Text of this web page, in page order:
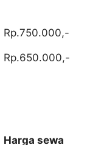
Rp.750.000,-
Rp.650.000,-
Harga sewa